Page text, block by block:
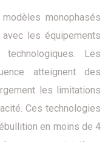
monophasés
les équipements
Les
atteignent des
les limitations
Ces technologies
en moins de 4